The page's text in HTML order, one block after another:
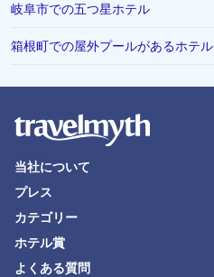
熊谷市でのホテル
鶴岡市でのホテル
雲仙市でのホテル
グアムでのホテル
加西市でのホテル
小浜でのホテル
岐阜市での五つ星ホテル
箱根町での屋外プールがあるホテル
当社について
プレス
カテゴリー
ホテル賞
よくある質問